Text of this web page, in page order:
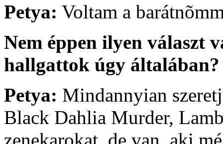
Petya: Voltam a
Nem éppen ilyen választ
hallgattok úgy
Petya: Mindannyian
Black Dahlia Murder,
zenekarokat, de van, aki